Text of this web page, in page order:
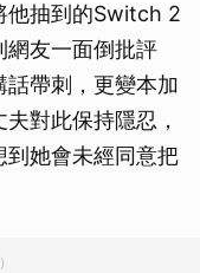
他抽到的Switch 2
網友一面倒批評
話帶刺，更變本加
對此保持隱忍，
到她會未經同意把